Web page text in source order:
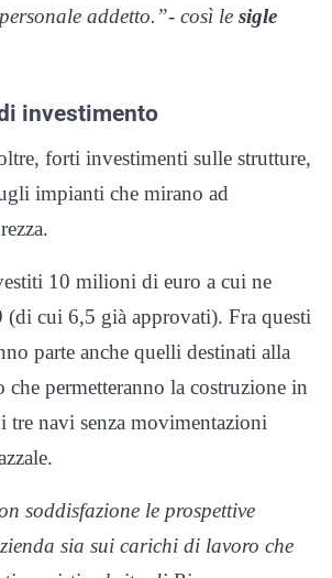
addetto.”- così le sigle
investimento
forti investimenti sulle strutture,
impianti che mirano ad
10 milioni di euro a cui ne
(di cui 6,5 già approvati). Fra questi
parte anche quelli destinati alla
che permetteranno la costruzione in
tre navi senza movimentazioni
soddisfazione le prospettive
sia sui carichi di lavoro che